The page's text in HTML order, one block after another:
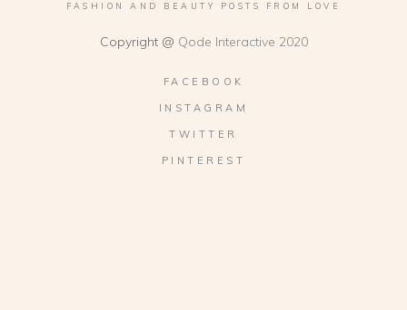
FASHION AND BEAUTY POSTS FROM LOVE
Copyright @ Qode Interactive 2020
FACEBOOK
INSTAGRAM
TWITTER
PINTEREST